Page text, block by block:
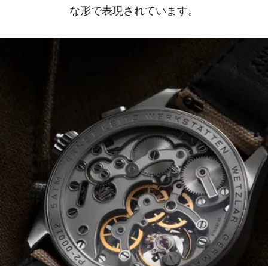
な形で表現されています。